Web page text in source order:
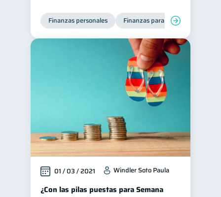
Finanzas personales Finanzas para mujeres
01 / 03 / 2021 Windler Soto Paula
¿Con las pilas puestas para Semana